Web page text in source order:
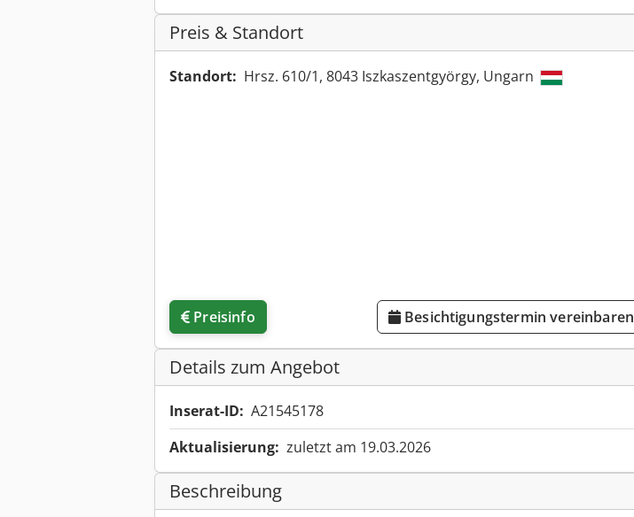
Preis & Standort
Standort: Hrsz. 610/1, 8043 Iszkaszentgyörgy, Ungarn
Preisinfo Besichtigungstermin vereinbaren
Details zum Angebot
Inserat-ID: A21545178
Aktualisierung: zuletzt am 19.03.2026
Beschreibung